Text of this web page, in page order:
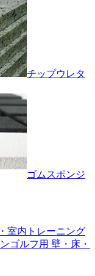
チップウレタ
ゴムスポンジ
室内トレーニング
ゴルフ用 壁・床・